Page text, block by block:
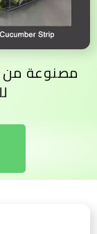
مصنوعة من